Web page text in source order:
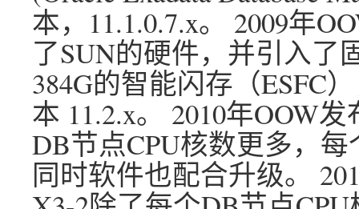
本，11.1.0.7.x。 2009年
了SUN的硬件，并引入了
384G的智能闪存（ESFC
本 11.2.x。 2010年OOW
DB节点CPU核数更多，
同时软件也配合升级。